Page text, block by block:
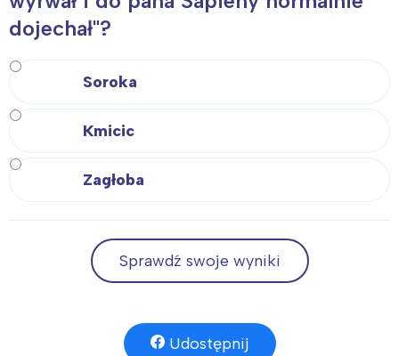
dojechał"?
Soroka
Kmicic
Zagłoba
Sprawdź swoje wyniki
Udostępnij